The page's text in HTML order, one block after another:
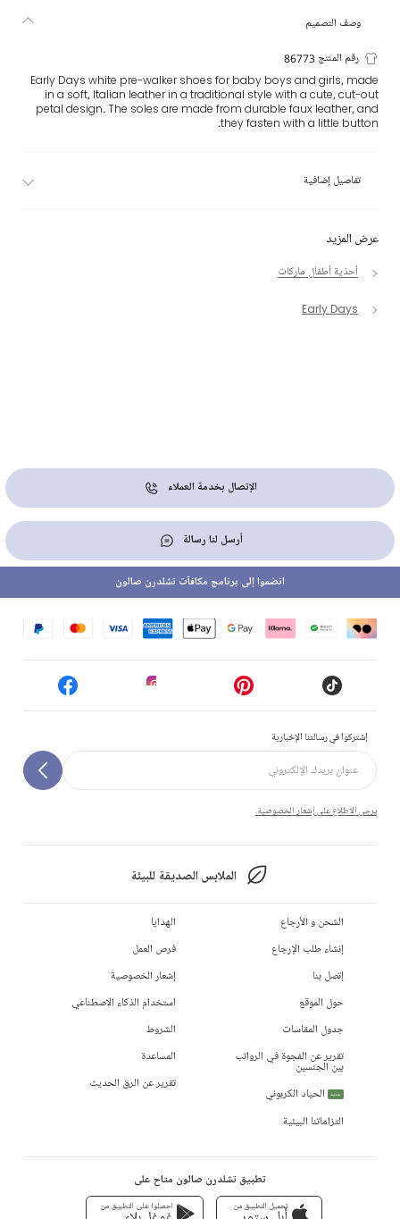
عرض المزيد
أحذية أطفال ماركات
Early Days
وصف التصميم
رقم المنتج 86773
Early Days white pre-walker shoes for baby boys and girls, made
in a soft, Italian leather in a traditional style with a cute, cut-out
petal design. The soles are made from durable faux leather, and
they fasten with a little button.
تفاصيل إضافية
الإتصال بخدمة العملاء
أرسل لنا رسالة
إشتركوا في رسالتنا الإخبارية
يرجى الاطلاع على إشعار الخصوصية.
الملابس الصديقة للبيئة
انضموا إلى برنامج مكافآت تشلدرن صالون
الشحن و الأرجاع
إنشاء طلب الإرجاع
إتصل بنا
حول الموقع
جدول المقاسات
تقرير عن الفجوة في الرواتب
بين الجنسين
جديد
الحياد الكربوني
التزاماتنا البيئية
الهدايا
فرص العمل
إشعار الخصوصية
استخدام الذكاء الاصطناعي
الشروط
المساعدة
تقرير عن الرق الحديث
تطبيق تشلدرن صالون متاح على
تحميل التطبيق من احصلوا على التطبيق من